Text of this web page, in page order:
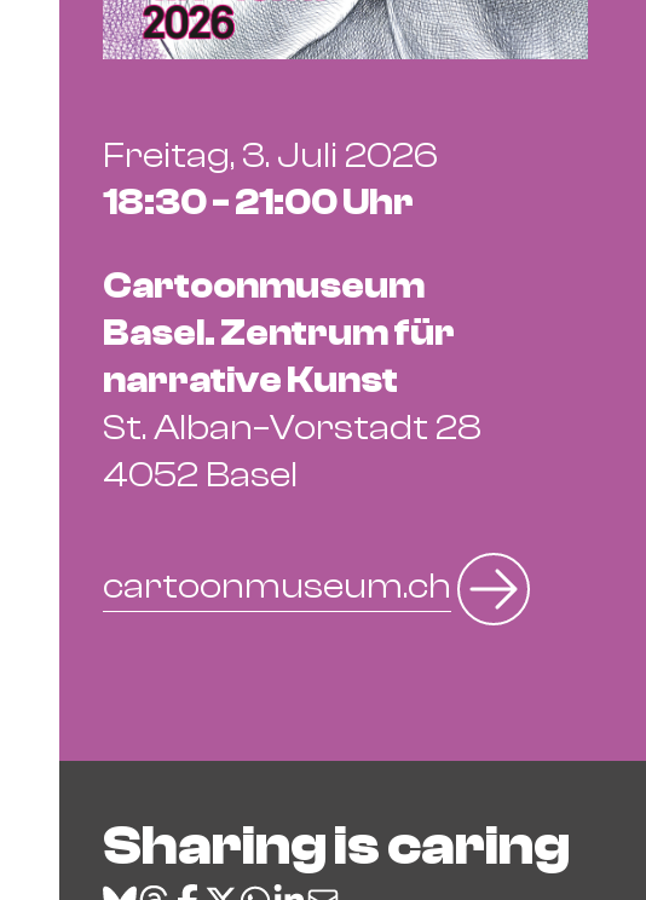
Freitag, 3. Juli 2026
18:30 - 21:00 Uhr
Cartoonmuseum
Basel. Zentrum für
narrative Kunst
St. Alban–Vorstadt 28
4052 Basel
cartoonmuseum.ch
Sharing is caring